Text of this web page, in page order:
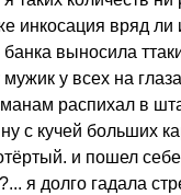
инкосация вряд ли
банка выносила
у всех на
распихал в
с кучей больших
и пошел
я долго гадала